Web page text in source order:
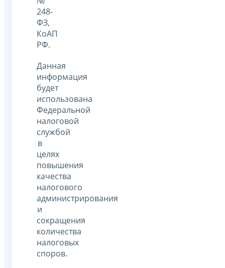
248-
ФЗ,
КоАП
РФ.
Данная
информация
будет
использована
Федеральной
налоговой
службой
в
целях
повышения
качества
налогового
администрирования
и
сокращения
количества
налоговых
споров.